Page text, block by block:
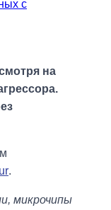
на
.
микрочипы